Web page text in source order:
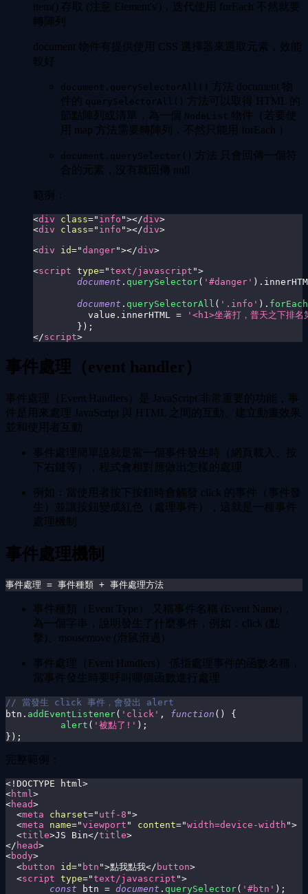
item() 存取 (注意 Element's')，迭代使用 forEach 不然就要
轉陣列
document 物件有提供使用 CSS 選擇器來選取元素，效能
較好
document.querySelectorAll() 方法 document 物
件的 querySelectorAll() 方法可以取得 HTML 的
節點陣列或清單，為一個 NodeList 物件（若要使
用 map 方法需要轉陣列，不然只能用 forEach ）
document.querySelector() 方法 只會回傳一個符
合的元素，沒有就回傳 null
範例：
<div class=" info "></div>
<div class=" info "></div>
<div id="danger"></div>
<script type="text/javascript ">
document . querySelector( '#danger' ) .
document . querySelectorAll ( '.info' ) . forEach
	  value
. innerHTML =
'<h1>坐著打，普天之下排
} ) ;
</script>
事件處理（event handler）
事件處理（Event Handlers）是 JavaScript 非常重要的功能，事
件是用來處理 JavaScript 與 HTML 之間的互動、建立動畫效果
並和使用者互動
事件處理簡單說就是當一個事件發生時（網頁載入、按
下右鍵等），程式會相對應做出怎樣的處理
例如：當使用者按下按鈕時會觸發 click 的事件（事件發
生）並讓按鈕變成紅色（處理事件），這就是一種事件
處理機制
事件處理機制
事件處理 = 事件種類 + 事件處理方法
事件種類（Event Type） 又稱事件名稱 (Event Name)，
為一個字串，說明發生了什麼事件，例如：click (點
擊)、mousemove (滑鼠滑過)
事件處理（Event Handlers） 係指處理事件的函數名稱，
當事件發生時要呼叫哪個函數進行處理
// 當發生 click 事件，會發出 alert
btn . addEventListener( 'click' , function ( )
{
alert ( '被點了!' ) ;
} ) ;
完整範例：
<! DOCTYPE html >
<html >
<head>
<meta charset=" utf-8 ">
<meta name="viewport " content="width=device-width ">
<title>JS Bin</title>
</ head>
<body>
<button id=" btn ">點我點我</ button>
<script type="text/javascript ">
const btn = document . querySelector( '#btn' ) ;